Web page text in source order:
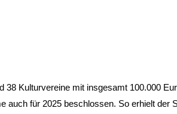
Kulturvereine mit insgesamt 100.000
auch für 2025 beschlossen. So erhielt